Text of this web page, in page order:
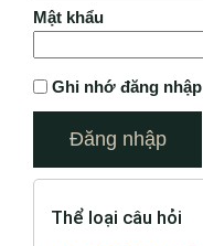
Mật khẩu
Ghi nhớ đăng nhập
Thể loại câu hỏi